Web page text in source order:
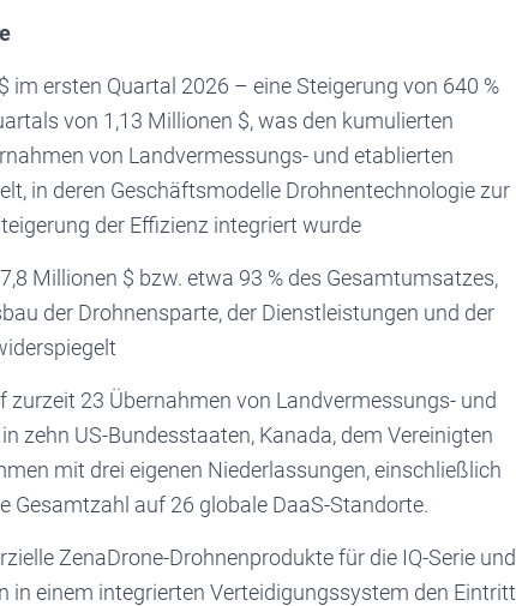
ersten Quartal 2026 – eine Steigerung von 640 %
von 1,13 Millionen $, was den kumulierten
von Landvermessungs- und etablierten
in deren Geschäftsmodelle Drohnentechnologie zur
der Effizienz integriert wurde
$ bzw. etwa 93 % des Gesamtumsatzes,
der Drohnensparte, der Dienstleistungen und der
23 Übernahmen von Landvermessungs- und
zehn US-Bundesstaaten, Kanada, dem Vereinigten
mit drei eigenen Niederlassungen, einschließlich
Gesamtzahl auf 26 globale DaaS-Standorte.
ZenaDrone-Drohnenprodukte für die IQ-Serie und
in einem integrierten Verteidigungssystem den Eintritt